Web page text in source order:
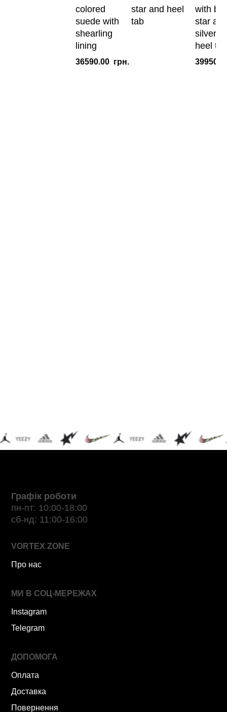
colored
suede with
shearling
lining
36590.00 грн.
star and heel
tab
with
star
silver
heel tab
Графік роботи
пн-пт: 10:00-18:00
сб-нд: 11:00-16:00
VORTEX ZONE
Про нас
МИ В СОЦ-МЕРЕЖАХ
Instagram
Telegram
ДОПОМОГА
Оплата
Доставка
Повернення